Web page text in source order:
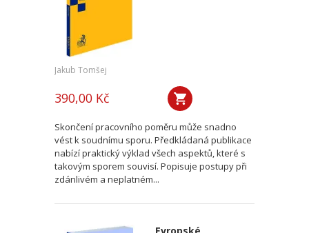
Jakub Tomšej
390,00 Kč
Skončení pracovního poměru může snadno
vést k soudnímu sporu. Předkládaná publikace
nabízí praktický výklad všech aspektů, které s
takovým sporem souvisí. Popisuje postupy při
zdánlivém a neplatném...